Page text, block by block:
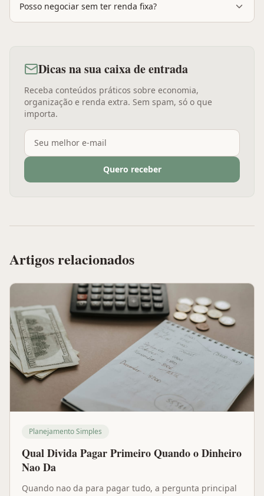
Posso negociar sem ter renda fixa?
Dicas na sua caixa de entrada
Receba conteúdos práticos sobre economia,
organização e renda extra. Sem spam, só o que
importa.
Quero receber
Artigos relacionados
Planejamento Simples
Qual Divida Pagar Primeiro Quando o Dinheiro
Nao Da
Quando nao da para pagar tudo, a pergunta principal